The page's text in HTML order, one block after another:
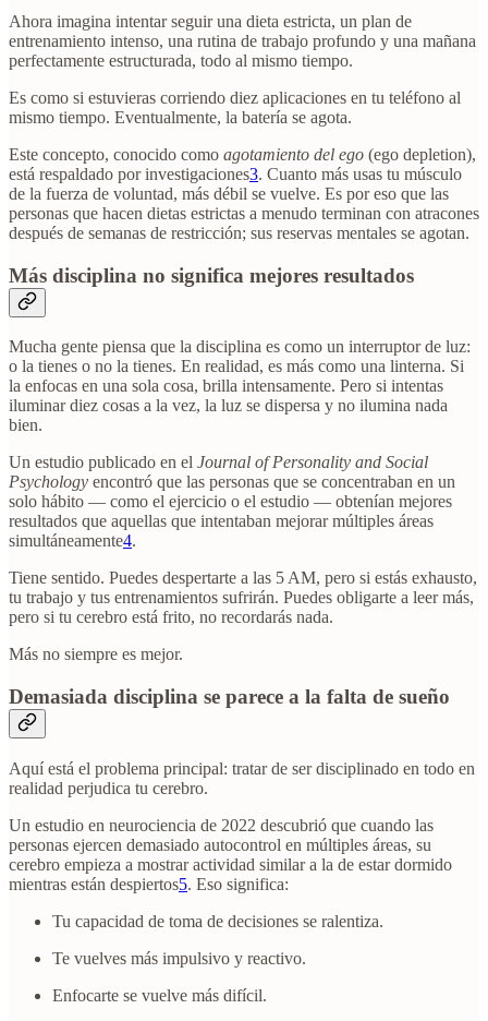
Ahora imagina intentar seguir una dieta estricta, un plan de
entrenamiento intenso, una rutina de trabajo profundo y una mañana
perfectamente estructurada, todo al mismo tiempo.
Es como si estuvieras corriendo diez aplicaciones en tu teléfono al
mismo tiempo. Eventualmente, la batería se agota.
Este concepto, conocido como agotamiento del ego (ego depletion),
está respaldado por investigaciones3. Cuanto más usas tu músculo
de la fuerza de voluntad, más débil se vuelve. Es por eso que las
personas que hacen dietas estrictas a menudo terminan con atracones
después de semanas de restricción; sus reservas mentales se agotan.
Más disciplina no significa mejores resultados
Mucha gente piensa que la disciplina es como un interruptor de luz:
o la tienes o no la tienes. En realidad, es más como una linterna. Si
la enfocas en una sola cosa, brilla intensamente. Pero si intentas
iluminar diez cosas a la vez, la luz se dispersa y no ilumina nada
bien.
Un estudio publicado en el Journal of Personality and Social
Psychology encontró que las personas que se concentraban en un
solo hábito — como el ejercicio o el estudio — obtenían mejores
resultados que aquellas que intentaban mejorar múltiples áreas
simultáneamente4.
Tiene sentido. Puedes despertarte a las 5 AM, pero si estás exhausto,
tu trabajo y tus entrenamientos sufrirán. Puedes obligarte a leer más,
pero si tu cerebro está frito, no recordarás nada.
Más no siempre es mejor.
Demasiada disciplina se parece a la falta de sueño
Aquí está el problema principal: tratar de ser disciplinado en todo en
realidad perjudica tu cerebro.
Un estudio en neurociencia de 2022 descubrió que cuando las
personas ejercen demasiado autocontrol en múltiples áreas, su
cerebro empieza a mostrar actividad similar a la de estar dormido
mientras están despiertos5. Eso significa:
Tu capacidad de toma de decisiones se ralentiza.
Te vuelves más impulsivo y reactivo.
Enfocarte se vuelve más difícil.